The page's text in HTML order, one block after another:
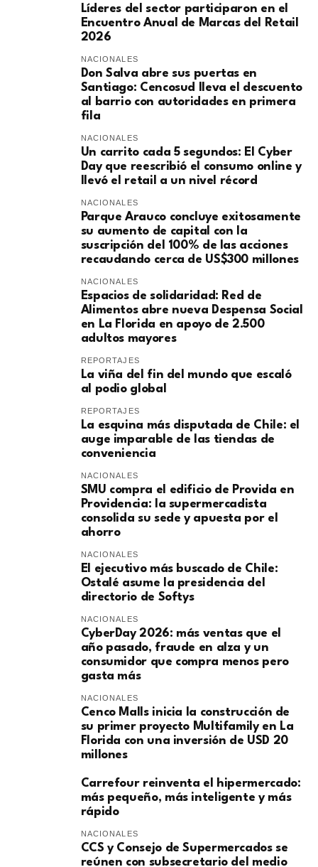
Líderes del sector participaron en el
Encuentro Anual de Marcas del Retail
2026
NACIONALES
Don Salva abre sus puertas en
Santiago: Cencosud lleva el descuento
al barrio con autoridades en primera
fila
NACIONALES
Un carrito cada 5 segundos: El Cyber
Day que reescribió el consumo online y
llevó el retail a un nivel récord
NACIONALES
Parque Arauco concluye exitosamente
su aumento de capital con la
suscripción del 100% de las acciones
recaudando cerca de US$300 millones
NACIONALES
Espacios de solidaridad: Red de
Alimentos abre nueva Despensa Social
en La Florida en apoyo de 2.500
adultos mayores
REPORTAJES
La viña del fin del mundo que escaló
al podio global
REPORTAJES
La esquina más disputada de Chile: el
auge imparable de las tiendas de
conveniencia
NACIONALES
SMU compra el edificio de Provida en
Providencia: la supermercadista
consolida su sede y apuesta por el
ahorro
NACIONALES
El ejecutivo más buscado de Chile:
Ostalé asume la presidencia del
directorio de Softys
NACIONALES
CyberDay 2026: más ventas que el
año pasado, fraude en alza y un
consumidor que compra menos pero
gasta más
NACIONALES
Cenco Malls inicia la construcción de
su primer proyecto Multifamily en La
Florida con una inversión de USD 20
millones
Carrefour reinventa el hipermercado:
más pequeño, más inteligente y más
rápido
NACIONALES
CCS y Consejo de Supermercados se
reúnen con subsecretario del medio